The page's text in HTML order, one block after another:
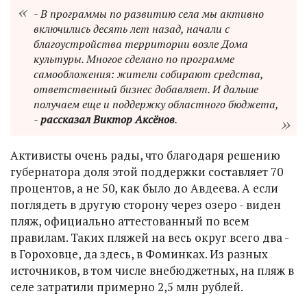
- В программы по развитию села мы активно
включились десять лет назад, начали с
благоустройства территории возле Дома
культуры. Многое сделано по программе
самообложения: жители собирают средства,
ответственный бизнес добавляет. И дальше
получаем еще и поддержку областного бюджета,
-рассказал Виктор Аксёнов.
Активисты очень рады, что благодаря решению
губернатора доля этой поддержки составляет 70
процентов, а не 50, как было до Авдеева. А если
поглядеть в другую сторону через озеро - виден
пляж, официально аттестованный по всем
правилам. Таких пляжей на весь округ всего два -
в Гороховце, да здесь, в Фоминках. Из разных
источников, в том числе внебюджетных, на пляж в
селе затратили примерно 2,5 млн рублей.